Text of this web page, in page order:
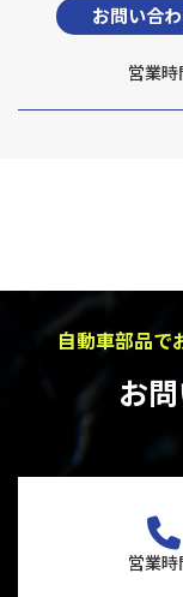
お問い合
営業時
自動車部品で
お
営業時